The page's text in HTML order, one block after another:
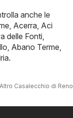
anche le
Acerra Aci
delle Fonti
Abano Terme
.
Altro Casalecchio di Reno